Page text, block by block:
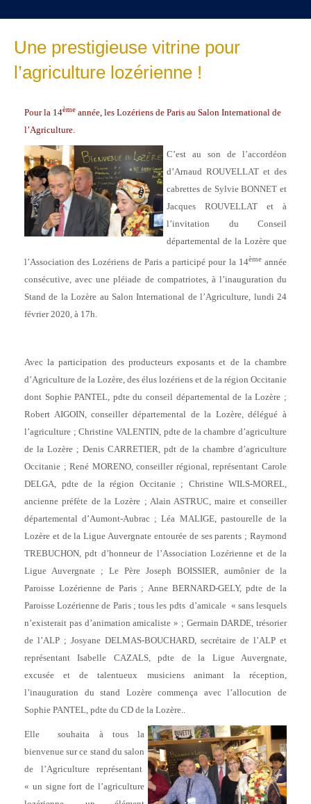
Une prestigieuse vitrine pour
l’agriculture lozérienne !
Pour la 14ème année, les Lozériens de Paris au Salon International de
l’Agriculture.
C’est au son de l’accordéon
d’Arnaud ROUVELLAT et des
cabrettes de Sylvie BONNET et
Jacques ROUVELLAT et à
l’invitation du Conseil
départemental de la Lozère que
l’Association des Lozériens de Paris a participé pour la 14èmeannée
consécutive, avec une pléiade de compatriotes, à l’inauguration du
Stand de la Lozère au Salon International de l’Agriculture, lundi 24
février 2020, à 17h.
Avec la participation des producteurs exposants et de la chambre
d’Agriculture de la Lozère, des élus lozériens et de la région Occitanie
dont Sophie PANTEL, pdte du conseil départemental de la Lozère ;
Robert AIGOIN, conseiller départemental de la Lozère, délégué à
l’agriculture ; Christine VALENTIN, pdte de la chambre d’agriculture
de la Lozère ; Denis CARRETIER, pdt de la chambre d’agriculture
Occitanie ; René MORENO, conseiller régional, représentant Carole
DELGA, pdte de la région Occitanie ; Christine WILS-MOREL,
ancienne préfète de la Lozère ; Alain ASTRUC, maire et conseiller
départemental d’Aumont-Aubrac ; Léa MALIGE, pastourelle de la
Lozère et de la Ligue Auvergnate entourée de ses parents ; Raymond
TREBUCHON, pdt d’honneur de l’Association Lozérienne et de la
Ligue Auvergnate ; Le Père Joseph BOISSIER, aumônier de la
Paroisse Lozérienne de Paris ; Anne BERNARD-GELY, pdte de la
Paroisse Lozérienne de Paris ; tous les pdts d’amicale « sans lesquels
n’existerait pas d’animation amicaliste » ; Germain DARDE, trésorier
de l’ALP ; Josyane DELMAS-BOUCHARD, secrétaire de l’ALP et
représentant Isabelle CAZALS, pdte de la Ligue Auvergnate,
excusée et de talentueux musiciens animant la réception,
l’inauguration du stand Lozère commença avec l’allocution de
Sophie PANTEL, pdte du CD de la Lozère..
Elle souhaita à tous la
bienvenue sur ce stand du salon
de l’Agriculture représentant
« un signe fort de l’agriculture